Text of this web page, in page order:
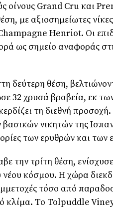
οίνους Grand Cruκαι
με αξιοσημείωτες νίκες
Henriot. Οι
ως σημείο αναφοράς
δεύτερη θέση,
32 χρυσά βραβεία, εκ
τη διεθνή
νικητών της
των ερυθρών και των
την τρίτη θέση,
κόσμου. Η χώρα
τόσο από
κλίμα. Το Tolpuddle